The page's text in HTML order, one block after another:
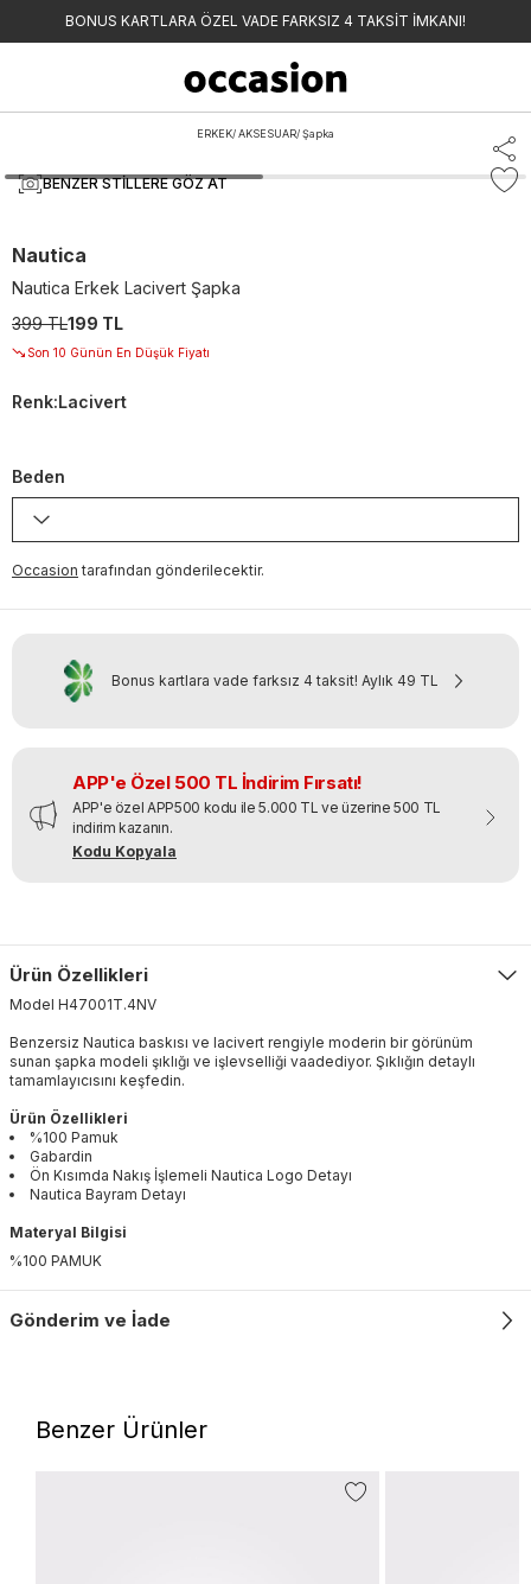
BONUS KARTLARA ÖZEL VADE FARKSIZ 4 TAKSİT İMKANI!
ERKEK/AKSESUAR/Şapka
BENZER STILLERE GÖZ AT
Nautica
Nautica Erkek Lacivert Şapka
399 TL199 TL
Son 10 Günün En Düşük Fiyatı
Renk:Lacivert
Beden
Occasion tarafından gönderilecektir.
Bonus kartlara vade farksız 4 taksit! Aylık 49 TL
APP'e Özel 500 TL İndirim Fırsatı!
APP'e özel APP500 kodu ile 5.000 TL ve üzerine 500 TL
indirim kazanın.
Kodu Kopyala
Ürün Özellikleri
Model H47001T.4NV
Benzersiz Nautica baskısı ve lacivert rengiyle moderin bir görünüm
sunan şapka modeli şıklığı ve işlevselliği vaadediyor. Şıklığın detaylı
tamamlayıcısını keşfedin.
Ürün Özellikleri
%100 Pamuk
Gabardin
Ön Kısımda Nakış İşlemeli Nautica Logo Detayı
Nautica Bayram Detayı
Materyal Bilgisi
%100 PAMUK
Gönderim ve İade
Benzer Ürünler